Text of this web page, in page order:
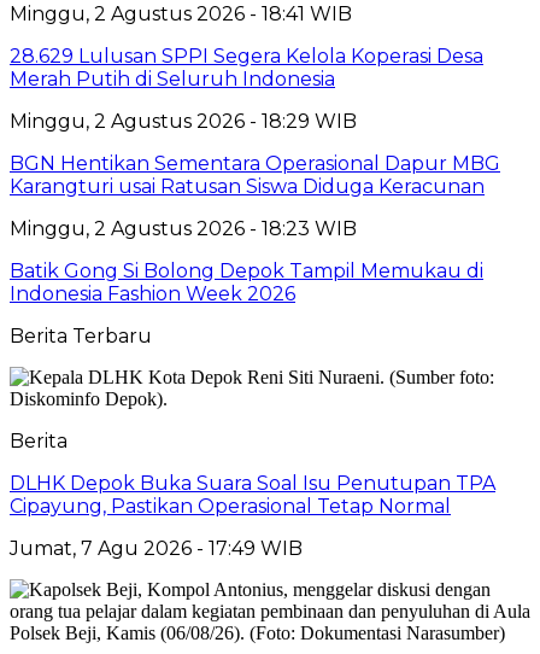
Minggu, 2 Agustus 2026 - 18:41 WIB
28.629 Lulusan SPPI Segera Kelola Koperasi Desa
Merah Putih di Seluruh Indonesia
Minggu, 2 Agustus 2026 - 18:29 WIB
BGN Hentikan Sementara Operasional Dapur MBG
Karangturi usai Ratusan Siswa Diduga Keracunan
Minggu, 2 Agustus 2026 - 18:23 WIB
Batik Gong Si Bolong Depok Tampil Memukau di
Indonesia Fashion Week 2026
Berita Terbaru
Berita
DLHK Depok Buka Suara Soal Isu Penutupan TPA
Cipayung, Pastikan Operasional Tetap Normal
Jumat, 7 Agu 2026 - 17:49 WIB